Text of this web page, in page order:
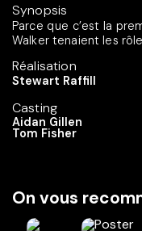
Synopsis
Parce que c’est la
Walker tenaient les
Réalisation
Stewart Raffill
Casting
Aidan Gillen
Tom Fisher
On vous